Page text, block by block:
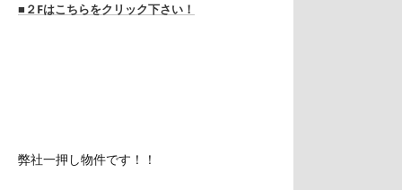
■２Fはこちらをクリック下さい！
弊社一押し物件です！！